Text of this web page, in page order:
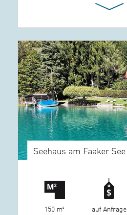
Seehaus am Faaker See
150 m² auf Anfrage